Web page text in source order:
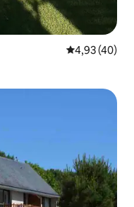
5 üzerinden
4,93 (40)